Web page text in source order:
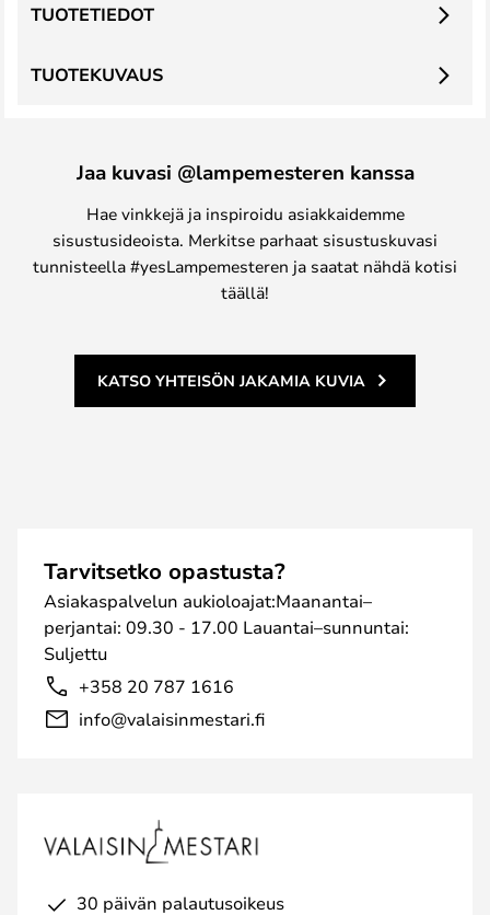
TUOTEKUVAUS
TUOTETIEDOT
Jaa kuvasi @lampemesteren kanssa
Hae vinkkejä ja inspiroidu asiakkaidemme
sisustusideoista. Merkitse parhaat sisustuskuvasi
tunnisteella #yesLampemesteren ja saatat nähdä kotisi
täällä!
KATSO YHTEISÖN JAKAMIA KUVIA
Tarvitsetko opastusta?
Asiakaspalvelun aukioloajat:Maanantai–
perjantai: 09.30 - 17.00 Lauantai–sunnuntai:
Suljettu
+358 20 787 1616
info@valaisinmestari.fi
30 päivän palautusoikeus